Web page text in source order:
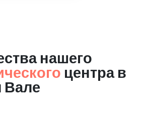
нашего
центра в
Вале